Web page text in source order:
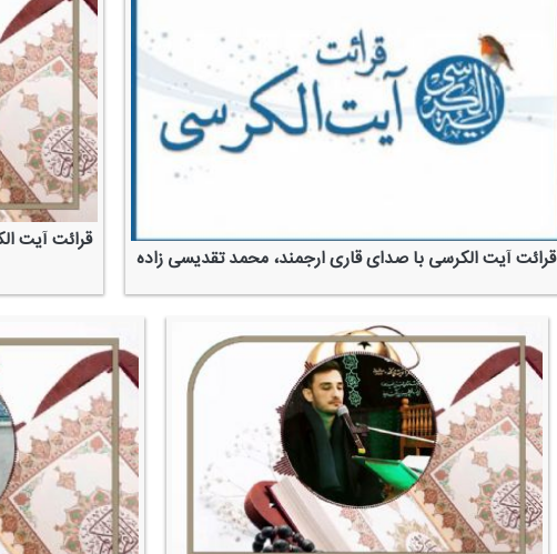
قرائت آیت الكرسی با صدای قاری ارجمند، محمد تقدیسی زاده
قرائت آیت